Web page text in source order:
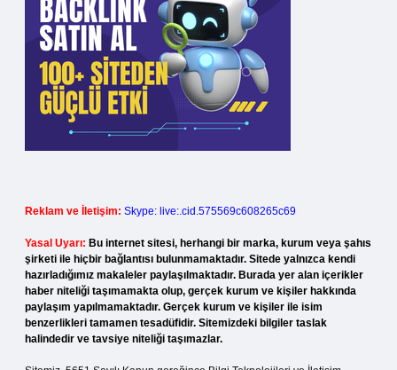
Reklam ve İletişim: Skype: live:.cid.575569c608265c69
Yasal Uyarı: Bu internet sitesi, herhangi bir marka, kurum veya şahıs
şirketi ile hiçbir bağlantısı bulunmamaktadır. Sitede yalnızca kendi
hazırladığımız makaleler paylaşılmaktadır. Burada yer alan içerikler
haber niteliği taşımamakta olup, gerçek kurum ve kişiler hakkında
paylaşım yapılmamaktadır. Gerçek kurum ve kişiler ile isim
benzerlikleri tamamen tesadüfidir. Sitemizdeki bilgiler taslak
halindedir ve tavsiye niteliği taşımazlar.